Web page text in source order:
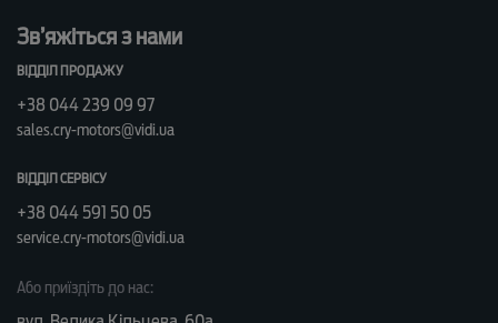
Зв’яжіться з нами
ВІДДІЛ ПРОДАЖУ
+38 044 239 09 97
sales.cry-motors@vidi.ua
ВІДДІЛ СЕРВІСУ
+38 044 591 50 05
service.cry-motors@vidi.ua
Або приїздіть до нас: